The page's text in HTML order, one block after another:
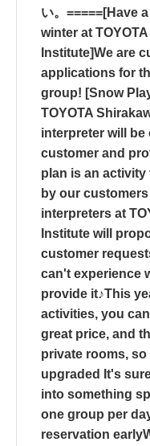
い。=====[Have
winter at
Institute]We are
applications for
group! [Snow
TOYOTA
interpreter will
customer and
plan is an activity
by our
interpreters at
Institute will
customer
can't experience
provide it♪This
activities, you
great price, and
private rooms,
upgraded It's
into something
one group per
reservation